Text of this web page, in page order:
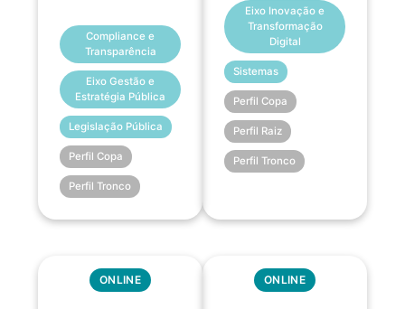
Compliance e
Transparência
Eixo Gestão e
Estratégia Pública
Legislação Pública
Perfil Copa
Perfil Tronco
Eixo Inovação e
Transformação
Digital
Sistemas
Perfil Copa
Perfil Raiz
Perfil Tronco
ONLINE ONLINE